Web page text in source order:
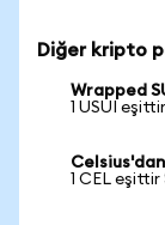
Diğer kripto
Wrapped
1 USUI
1 CEL eşittir